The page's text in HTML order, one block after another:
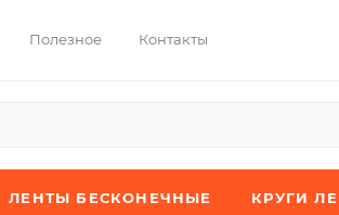
Полезное Контакты
ЛЕНТЫ БЕСКОНЕЧНЫЕ КРУГИ